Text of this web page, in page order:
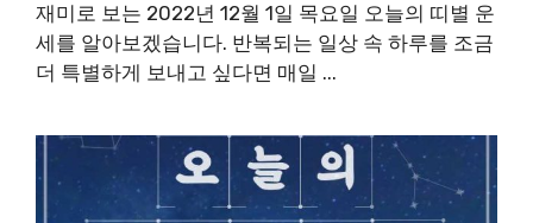
재미로 보는 2022년 12월 1일 목요일 오늘의 띠별 운
세를 알아보겠습니다. 반복되는 일상 속 하루를 조금
더 특별하게 보내고 싶다면 매일 ...